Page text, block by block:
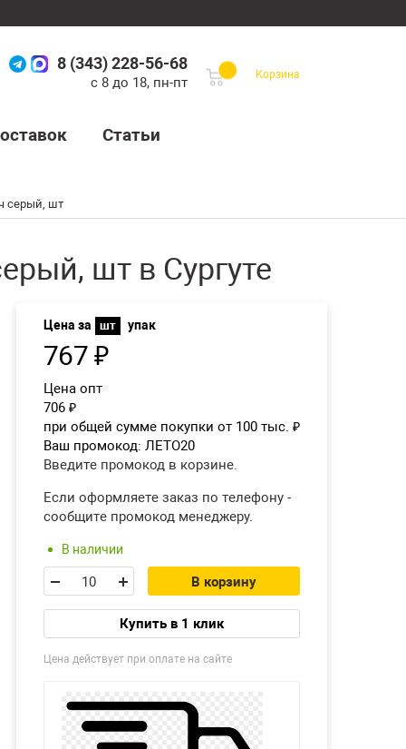
серый, шт
шт в Сургуте
Цена за шт упак
767 ₽
Цена опт
706 ₽
при общей сумме покупки от 100 тыс. ₽
Ваш промокод: ЛЕТО20
Введите промокод в корзине.
Если оформляете заказ по телефону -
сообщите промокод менеджеру.
В наличии
В корзину
Купить в 1 клик
Цена действует при оплате на сайте
8 (343) 228-56-68
с 8 до 18, пн-пт
Корзина
Статьи